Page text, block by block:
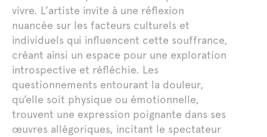
vivre. L’artiste invite à une réflexion
nuancée sur les facteurs culturels et
individuels qui influencent cette souffrance,
créant ainsi un espace pour une exploration
introspective et réfléchie. Les
questionnements entourant la douleur,
qu’elle soit physique ou émotionnelle,
trouvent une expression poignante dans ses
œuvres allégoriques, incitant le spectateur